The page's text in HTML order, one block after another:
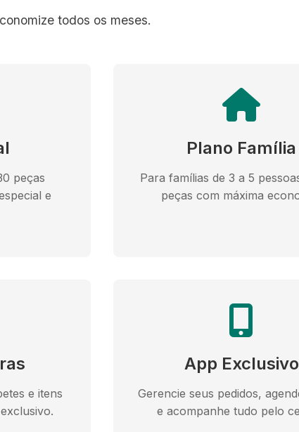
todos os meses.
peças
e
Plano Família
Para famílias de 3 a 5
peças com máxima
e itens
App Exclusivo
Gerencie seus pedidos,
e acompanhe tudo pelo